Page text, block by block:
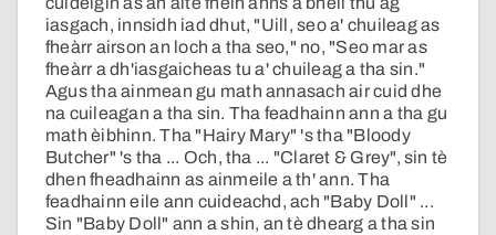
iasgach, innsidh iad dhut, "Uill, seo a' chuileag as
fheàrr airson an loch a tha seo," no, "Seo mar as
fheàrr a dh'iasgaicheas tu a' chuileag a tha sin."
Agus tha ainmean gu math annasach air cuid dhe
na cuileagan a tha sin. Tha feadhainn ann a tha gu
math èibhinn. Tha "Hairy Mary" 's tha "Bloody
Butcher" 's tha ... Och, tha ... "Claret & Grey", sin tè
dhen fheadhainn as ainmeile a th' ann. Tha
feadhainn eile ann cuideachd, ach "Baby Doll" ...
Sin "Baby Doll" ann a shin, an tè dhearg a tha sin